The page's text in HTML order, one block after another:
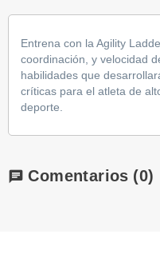
Entrena con la Agility
coordinación, y velocidad
habilidades que
críticas para el atleta de
deporte.
chat Comentarios (0)